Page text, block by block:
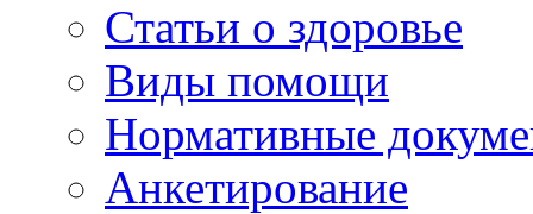
Статьи о здоровье
Виды помощи
Нормативные
Анкетирование